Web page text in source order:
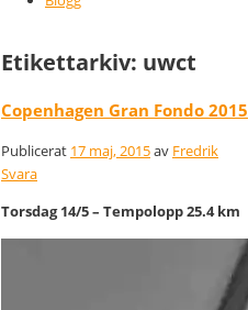
Etikettarkiv: uwct
Copenhagen Gran Fondo 2015
Publicerat 17 maj, 2015av Fredrik
Svara
Torsdag 14/5 – Tempolopp 25.4 km